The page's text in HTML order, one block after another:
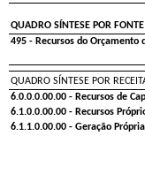
QUADRO SÍNTESE POR
495 - Recursos do Orçamento
QUADRO SÍNTESE POR
6.0.0.0.00.00 - Recursos de
6.1.0.0.00.00 - Recursos
6.1.1.0.00.00 - Geração Própria